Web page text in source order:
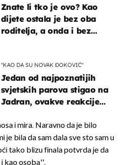
Znate li tko je ovo? Kao
dijete ostala je bez oba
roditelja, a onda i bez
"KAO DA SU NOVAK ĐOKOVIĆ"
Jedan od najpoznatijih
svjetskih parova stigao na
Jadran, ovakve reakcije
i mira. Naravno da je bilo
je bila da sam dala sve sto sam u
tako blizu finala potvrda je da
kao osoba''.